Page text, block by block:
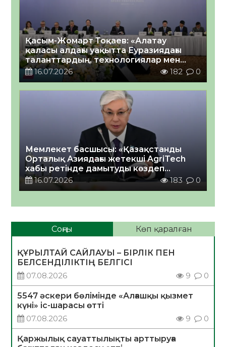
Қасым-Жомарт Тоқаев: «Алатау
қаласы алдағы уақытта Еуразиядағы
таланттардың, технологиялар мен
инвестициялардың жаңа орталығы
болады деп сенемін»
16.07.2026 182 0
Мемлекет басшысы: «Қазақстанды
Орталық Азиядағы жетекші AgriTech
хабы ретінде дамытуды көздеп
отырмыз»
16.07.2026 183 0
Соңғы Көп қаралған
ҚҰРЫЛТАЙ САЙЛАУЫ – БІРЛІК ПЕН
БЕЛСЕНДІЛІКТІҢ БЕЛГІСІ
07.08.2026
9 0
5547 әскери бөлімінде «Алғашқы қызмет
күні» іс-шарасы өтті
07.08.2026
9 0
Қаржылық сауаттылықты арттыруға